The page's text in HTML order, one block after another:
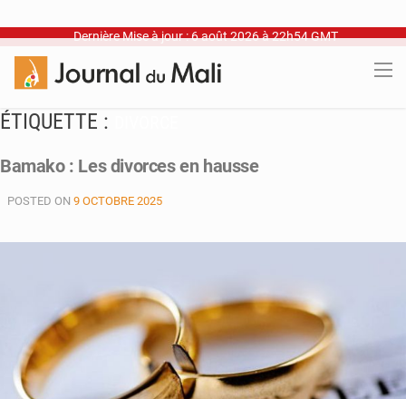
Dernière Mise à jour : 6 août 2026 à 22h54 GMT
ÉTIQUETTE :
Bamako : Les divorces en hausse
POSTED ON 9 OCTOBRE 2025